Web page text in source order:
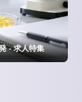
- 求人特集